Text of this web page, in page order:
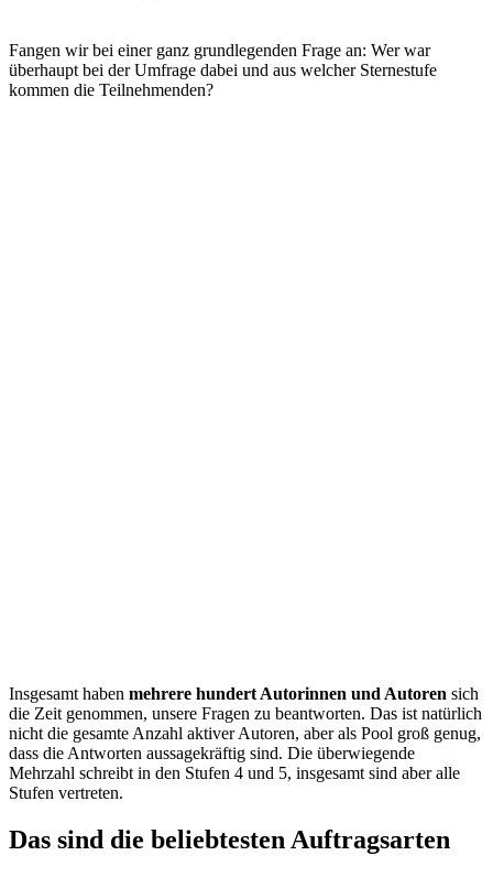
Fangen wir bei einer ganz grundlegenden Frage an: Wer war
überhaupt bei der Umfrage dabei und aus welcher Sternestufe
kommen die Teilnehmenden?
Insgesamt haben mehrere hundert Autorinnen und Autoren sich
die Zeit genommen, unsere Fragen zu beantworten. Das ist natürlich
nicht die gesamte Anzahl aktiver Autoren, aber als Pool groß genug,
dass die Antworten aussagekräftig sind. Die überwiegende
Mehrzahl schreibt in den Stufen 4 und 5, insgesamt sind aber alle
Stufen vertreten.
Das sind die beliebtesten Auftragsarten